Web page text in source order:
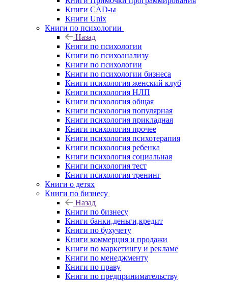
Книги CAD-ы
Книги Unix
Книги по психологии
Назад
Книги по психологии
Книги по психоанализу
Книги по психологии
Книги по психологии бизнеса
Книги психология женский клуб
Книги психология НЛП
Книги психология общая
Книги психология популярная
Книги психология прикладная
Книги психология прочее
Книги психология психотерапия
Книги психология ребенка
Книги психология социальная
Книги психология тест
Книги психология тренинг
Книги о детях
Книги по бизнесу
Назад
Книги по бизнесу
Книги банки,деньги,кредит
Книги по бухучету
Книги коммерция и продажи
Книги по маркетингу и рекламе
Книги по менеджменту
Книги по праву
Книги по предпринимательству